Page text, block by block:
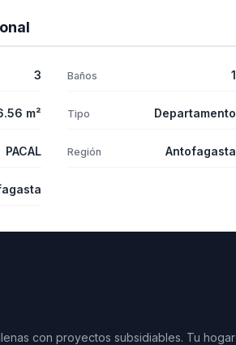
3 Baños 1
m² Tipo Departamento
PACAL Región Antofagasta
con proyectos subsidiables. Tu hogar